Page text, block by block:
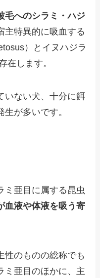
毛へのシラミ・ハジ
主特異的に吸血する
）とイヌハジラ
在します。
いない犬、十分に餌
が多いです。
ミ亜目に属する昆虫
血液や体液を吸う寄
性のものの総称でも
ミ亜目のほかに、主